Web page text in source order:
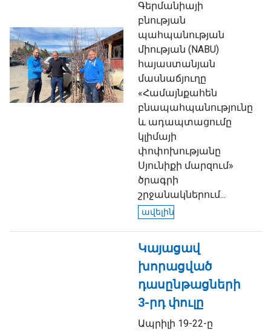
Գերմանիայի
բնության
պահպանության
միության (NABU)
հայաստանյան
մասնաճյուղը
«Համայնքահեն
բնապահպանությունը
և ադապտացումը
կլիմայի
փոփոխությանը
Սյունիքի մարզում»
ծրագրի
շրջանակներում...
ավելին
Կայացավ
խորացված
դասընթացների
3-րդ փուլը
Ապրիլի 19-22-ը